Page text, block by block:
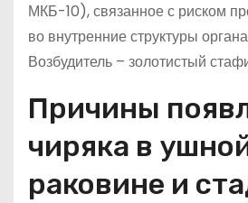
МКБ-10), связанное с риском
во внутренние структуры
Возбудитель – золотистый
Причины
чиряка в
раковине и